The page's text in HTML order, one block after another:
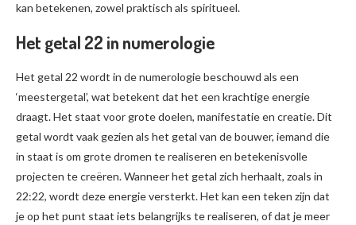
kan betekenen, zowel praktisch als spiritueel.
Het getal 22 in numerologie
Het getal 22 wordt in de numerologie beschouwd als een
‘meestergetal’, wat betekent dat het een krachtige energie
draagt. Het staat voor grote doelen, manifestatie en creatie. Dit
getal wordt vaak gezien als het getal van de bouwer, iemand die
in staat is om grote dromen te realiseren en betekenisvolle
projecten te creëren. Wanneer het getal zich herhaalt, zoals in
22:22, wordt deze energie versterkt. Het kan een teken zijn dat
je op het punt staat iets belangrijks te realiseren, of dat je meer